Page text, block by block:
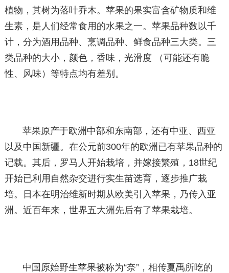
植物，其树为落叶乔木。苹果的果实富含矿物质和维
生素，是人们经常食用的水果之一。苹果品种数以千
计，分为酒用品种、烹调品种、鲜食品种三大类。三
类品种的大小，颜色，香味，光滑度 （可能还有脆
性、风味）等特点均有差别。
苹果原产于欧洲中部和东南部，还有中亚、西亚
以及中国新疆。在公元前300年的欧洲已有苹果品种的
记载。其后，罗马人开始栽培，并嫁接繁殖，18世纪
开始已利用自然杂交进行实生苗选育，逐步推广栽
培。日本在明治维新时期从欧美引入苹果，乃传入亚
洲。近百年来，世界五大洲先后有了苹果栽培。
中国原始野生苹果被称为“奈”，相传夏禹所吃的